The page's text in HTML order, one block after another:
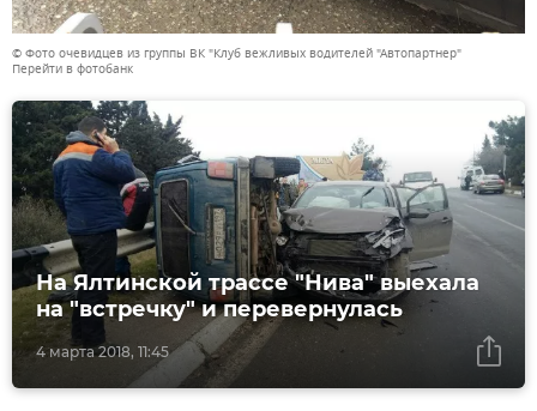
© Фото очевидцев из группы ВК "Клуб вежливых водителей "Автопартнер"
Перейти в фотобанк
4 марта 2018, 11:45
На Ялтинской трассе "Нива" выехала
на "встречку" и перевернулась